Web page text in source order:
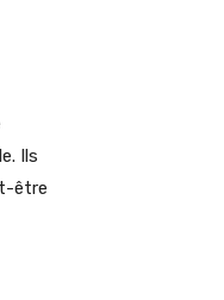
Ils
être